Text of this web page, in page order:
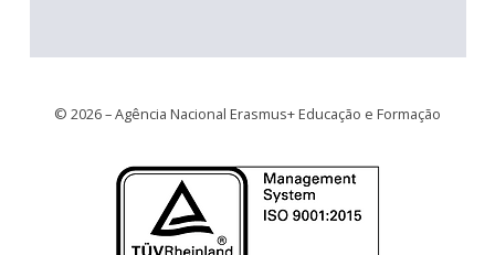
© 2026 – Agência Nacional Erasmus+ Educação e Formação